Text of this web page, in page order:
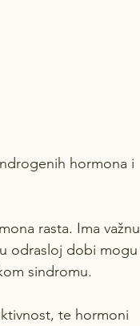
hormona i
rasta. Ima važnu
odrasloj dobi mogu
sindromu.
te hormoni